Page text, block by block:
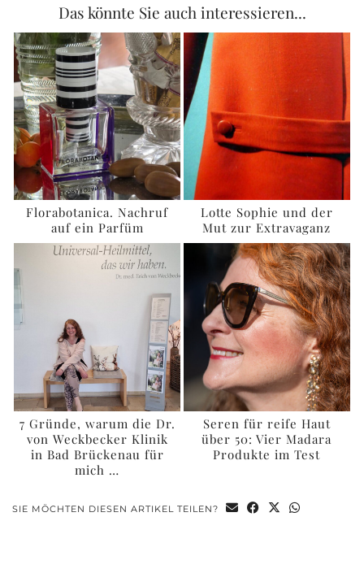
Das könnte Sie auch interessieren...
Florabotanica. Nachruf
auf ein Parfüm
Lotte Sophie und der
Mut zur Extravaganz
7 Gründe, warum die Dr.
von Weckbecker Klinik
in Bad Brückenau für
mich …
Seren für reife Haut
über 50: Vier Madara
Produkte im Test
SIE MÖCHTEN DIESEN ARTIKEL TEILEN?